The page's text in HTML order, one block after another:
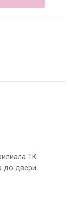
ТК
до двери